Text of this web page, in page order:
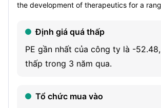
the development of therapeutics for a
galinpepimut-S (GPS), a peptide
against the Wilms tumor 1 (WT1), antigen,
selective small molecule cyclin-dependent
agent licensed by Memorial Sloan
Định giá quá thấp
PE gần nhất của công ty là -
thấp trong 3 năm qua.
Tổ chức mua vào